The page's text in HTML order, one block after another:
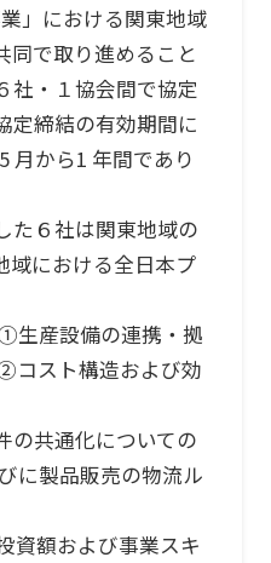
」における関東地域
同で取り進めること
社・１協会間で協定
定締結の有効期間に
月から1 年間であり
た６社は関東地域の
域における全日本プ
生産設備の連携・拠
コスト構造および効
共通化についての
に製品販売の物流ル
資額および事業スキ